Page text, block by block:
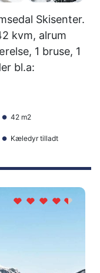
Skisenter.
kvm, alrum
1 bruse, 1
bl.a:
42 m2
Kæledyr tilladt